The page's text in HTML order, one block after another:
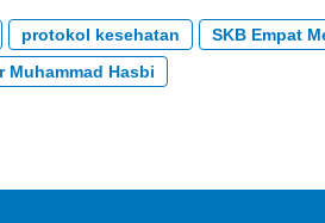
protokol kesehatan
SKB Empat
Muhammad Hasbi